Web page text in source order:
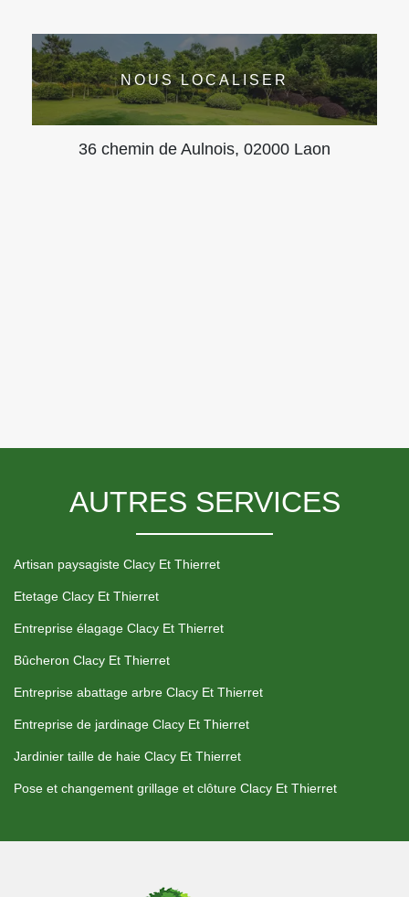
NOUS LOCALISER
36 chemin de Aulnois, 02000 Laon
AUTRES SERVICES
Artisan paysagiste Clacy Et Thierret
Etetage Clacy Et Thierret
Entreprise élagage Clacy Et Thierret
Bûcheron Clacy Et Thierret
Entreprise abattage arbre Clacy Et Thierret
Entreprise de jardinage Clacy Et Thierret
Jardinier taille de haie Clacy Et Thierret
Pose et changement grillage et clôture Clacy Et Thierret